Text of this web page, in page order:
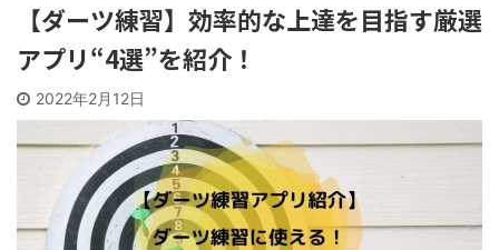
【ダーツ練習】効率的な上達を目指す厳選
アプリ“4選”を紹介！
2022年2月12日